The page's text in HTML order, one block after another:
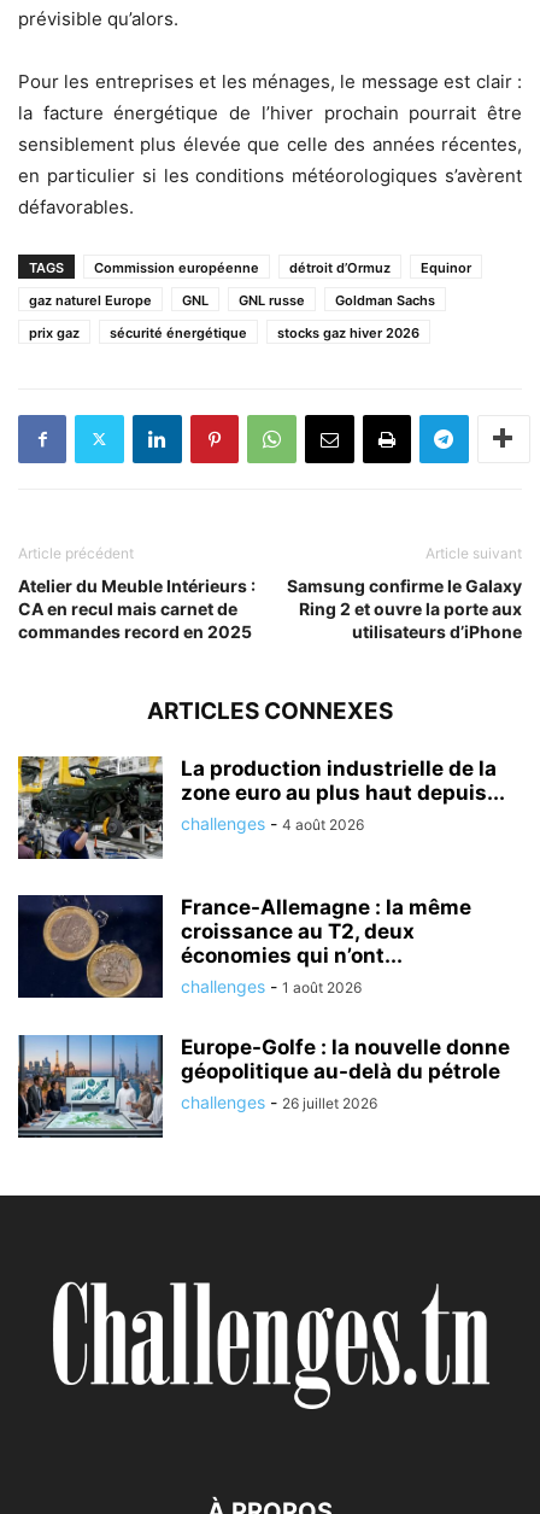
prévisible qu’alors.
Pour les entreprises et les ménages, le message est clair :
la facture énergétique de l’hiver prochain pourrait être
sensiblement plus élevée que celle des années récentes,
en particulier si les conditions météorologiques s’avèrent
défavorables.
TAGS Commission européenne détroit d’Ormuz
Equinor
gaz naturel Europe
GNL GNL russe
Goldman Sachs
prix gaz
sécurité énergétique stocks gaz hiver 2026
Article précédent
Atelier du Meuble Intérieurs :
CA en recul mais carnet de
commandes record en 2025
Article suivant
Samsung confirme le Galaxy
Ring 2 et ouvre la porte aux
utilisateurs d’iPhone
ARTICLES CONNEXES
La production industrielle de la
zone euro au plus haut depuis...
challenges - 4 août 2026
France-Allemagne : la même
croissance au T2, deux
économies qui n’ont...
challenges - 1 août 2026
Europe-Golfe : la nouvelle donne
géopolitique au-delà du pétrole
challenges - 26 juillet 2026